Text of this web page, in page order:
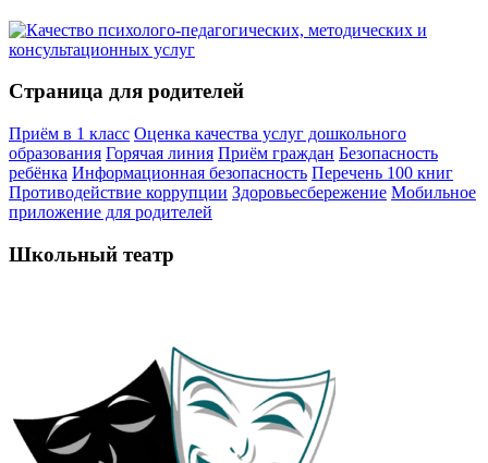
Страница для родителей
Приём в 1 класс Оценка качества услуг дошкольного
образования Горячая линия Приём граждан Безопасность
ребёнка Информационная безопасность Перечень 100 книг
Противодействие коррупции Здоровьесбережение Мобильное
приложение для родителей
Школьный театр